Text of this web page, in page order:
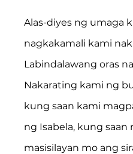
Alas-diyes ng umaga
nagkakamali kami
Labindalawang oras
Nakarating kami ng
kung saan kami
ng Isabela, kung saan
masisilayan mo ang